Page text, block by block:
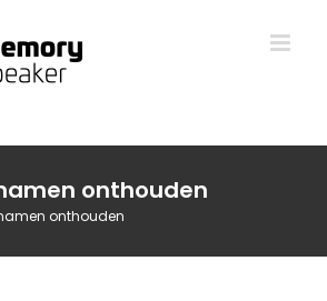
onthouden
onthouden